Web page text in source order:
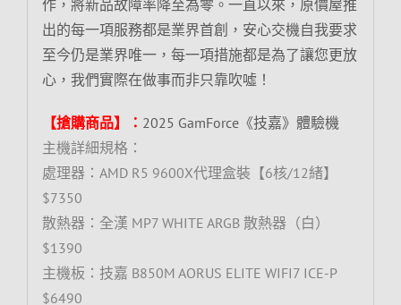
作，將新品故障率降至為零。一直以來，原價屋推
出的每一項服務都是業界首創，安心交機自我要求
至今仍是業界唯一，每一項措施都是為了讓您更放
心，我們實際在做事而非只靠吹噓！
【搶購商品】： 2025 GamForce《技嘉》體驗機
主機詳細規格：
處理器：AMD R5 9600X代理盒裝【6核/12緒】
$7350
散熱器：全漢 MP7 WHITE ARGB 散熱器（白）
$1390
主機板：技嘉 B850M AORUS ELITE WIFI7 ICE-P
$6490